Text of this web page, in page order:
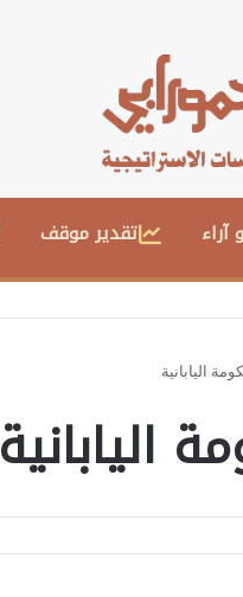
آراء تقدير موقف
اليابانية
اليابانية